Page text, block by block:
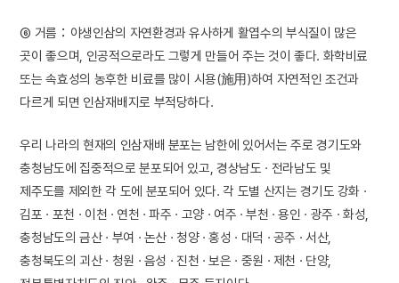
⑥ 거름：야생인삼의 자연환경과 유사하게 활엽수의 부식질이 많은
곳이 좋으며, 인공적으로라도 그렇게 만들어 주는 것이 좋다. 화학비료
또는 속효성의 농후한 비료를 많이 시용(施用)하여 자연적인 조건과
다르게 되면 인삼재배지로 부적당하다.
우리 나라의 현재의 인삼재배 분포는 남한에 있어서는 주로 경기도와
충청남도에 집중적으로 분포되어 있고, 경상남도 · 전라남도 및
제주도를 제외한 각 도에 분포되어 있다. 각 도별 산지는 경기도 강화 ·
김포 · 포천 · 이천 · 연천 · 파주 · 고양 · 여주 · 부천 · 용인 · 광주 · 화성,
충청남도의 금산 · 부여 · 논산 · 청양 · 홍성 · 대덕 · 공주 · 서산,
충청북도의 괴산 · 청원 · 음성 · 진천 · 보은 · 중원 · 제천 · 단양,